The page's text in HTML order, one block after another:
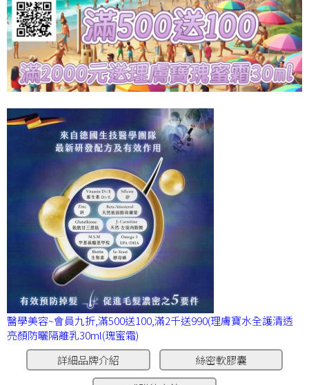
醫學美容~會員九折,滿500送100,滿2千送990(理膚寶水全護清透
亮顏防曬隔離乳30ml(瑰蜜霜)
詳細品牌介紹
絲密軟膠囊